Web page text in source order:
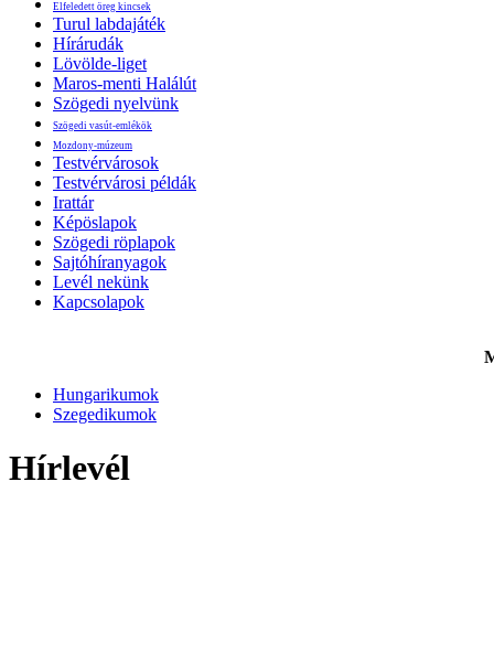
Elfeledett öreg kincsek
Turul labdajáték
Hírárudák
Lövölde-liget
Maros-menti Halálút
Szögedi nyelvünk
Szögedi vasút-emlékök
Mozdony-múzeum
Testvérvárosok
Testvérvárosi példák
Irattár
Képöslapok
Szögedi röplapok
Sajtóhíranyagok
Levél nekünk
Kapcsolapok
Hungarikumok
Szegedikumok
Hírlevél